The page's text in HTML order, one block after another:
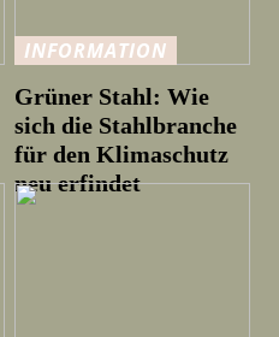
INFORMATION
Grüner Stahl: Wie
sich die Stahlbranche
für den Klimaschutz
neu erfindet